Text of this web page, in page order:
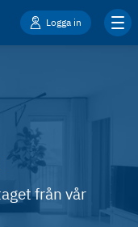
Logga in
från vår